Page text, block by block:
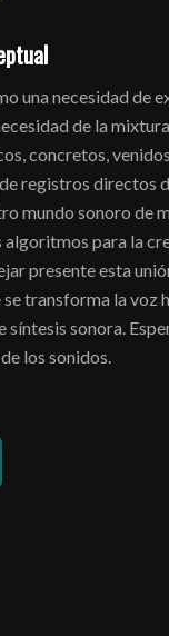
una necesidad de
de la
concretos,
registros directos
mundo sonoro de
para la
presente esta
transforma la voz
sonora.
los sonidos.